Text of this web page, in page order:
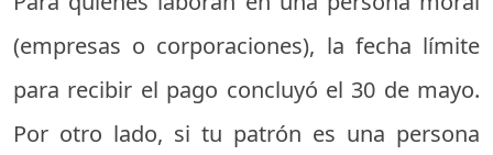
(empresas o corporaciones), la fecha límite
para recibir el pago concluyó el 30 de mayo.
Por otro lado, si tu patrón es una persona